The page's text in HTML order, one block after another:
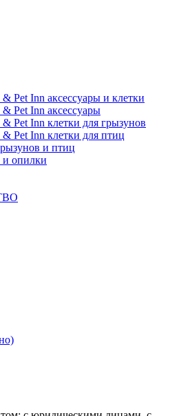
Pet Inn аксессуары и клетки
Pet Inn аксессуары
Pet Inn клетки для грызунов
Pet Inn клетки для птиц
и птиц
и опилки